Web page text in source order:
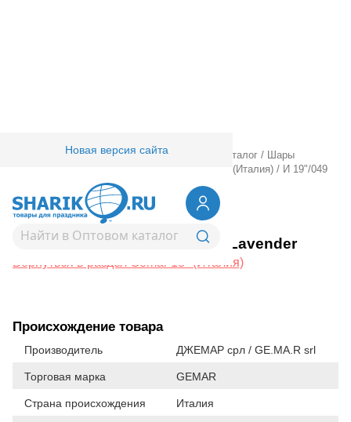
Новая версия сайта
Товары для праздника/ Оптовый каталог /
Шары
Gemar 18" (Италия) / И 19"/049
Пастель Lavender
1102-2975И 19"/049 Пастель Lavender
Вернуться в раздел Gemar 18" (Италия)
Происхождение товара
Производитель ДЖЕМАР срл / GE.MA.R srl
Торговая марка GEMAR
Страна происхождения Италия